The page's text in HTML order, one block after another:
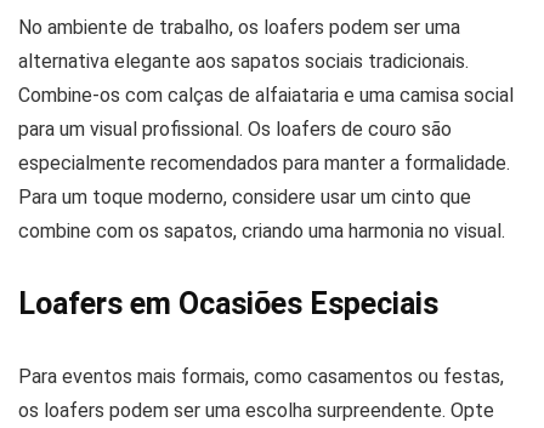
No ambiente de trabalho, os loafers podem ser uma
alternativa elegante aos sapatos sociais tradicionais.
Combine-os com calças de alfaiataria e uma camisa social
para um visual profissional. Os loafers de couro são
especialmente recomendados para manter a formalidade.
Para um toque moderno, considere usar um cinto que
combine com os sapatos, criando uma harmonia no visual.
Loafers em Ocasiões Especiais
Para eventos mais formais, como casamentos ou festas,
os loafers podem ser uma escolha surpreendente. Opte